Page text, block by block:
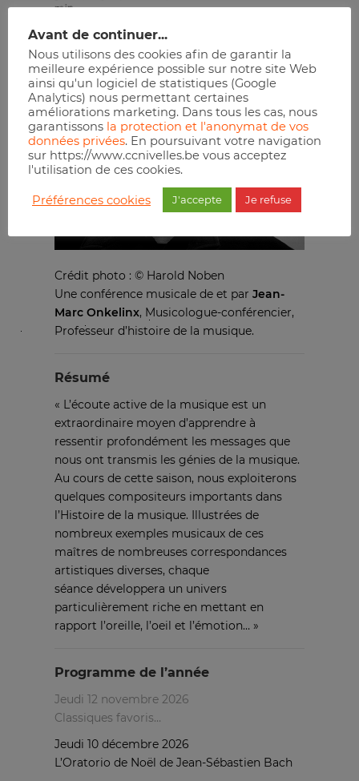
min
Réserver
Crédit photo : © Harold Noben
Une conférence musicale de et par Jean-
Marc Onkelinx, Musicologue-conférencier,
Professeur d’histoire de la musique.
Résumé
« L’écoute active de la musique est un
extraordinaire moyen d’apprendre à
ressentir profondément les messages que
nous ont transmis les génies de la musique.
Au cours de cette saison, nous exploiterons
quelques compositeurs importants dans
l’Histoire de la musique. Illustrées de
nombreux exemples musicaux de ces
maîtres de nombreuses correspondances
artistiques diverses, chaque
séance développera un univers
particulièrement riche en mettant en
rapport l’oreille, l’oeil et l’émotion… »
Programme de l’année
Jeudi 12 novembre 2026
Classiques favoris…
Jeudi 10 décembre 2026
L’Oratorio de Noël de Jean-Sébastien Bach
Avant de continuer...
Nous utilisons des cookies afin de garantir la
meilleure expérience possible sur notre site Web
ainsi qu'un logiciel de statistiques (Google
Analytics) nous permettant certaines
améliorations marketing. Dans tous les cas, nous
garantissons la protection et l'anonymat de vos
données privées. En poursuivant votre navigation
sur https://www.ccnivelles.be vous acceptez
l'utilisation de ces cookies.
Préférences cookies J'accepte Je refuse